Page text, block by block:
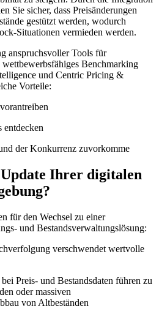
Sie sicher, dass Preisänderungen
gestützt werden, wodurch
Situationen vermieden werden.
anspruchsvoller Tools für
Benchmarking
und Centric Pricing &
Vorteile:
entdecken
der Konkurrenz zuvorkomme
Ihrer digitalen
für den Wechsel zu einer
und Bestandsverwaltungslösung:
verschwendet wertvolle
Preis- und Bestandsdaten führen zu
oder massiven
von Altbeständen